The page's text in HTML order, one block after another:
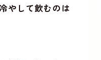
やして飲むのは